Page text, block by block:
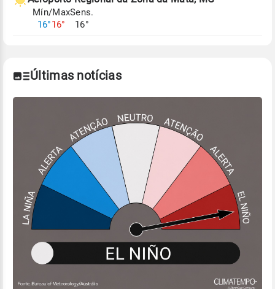
Mín/Max
16°16°
Sens.
16°
Últimas notícias